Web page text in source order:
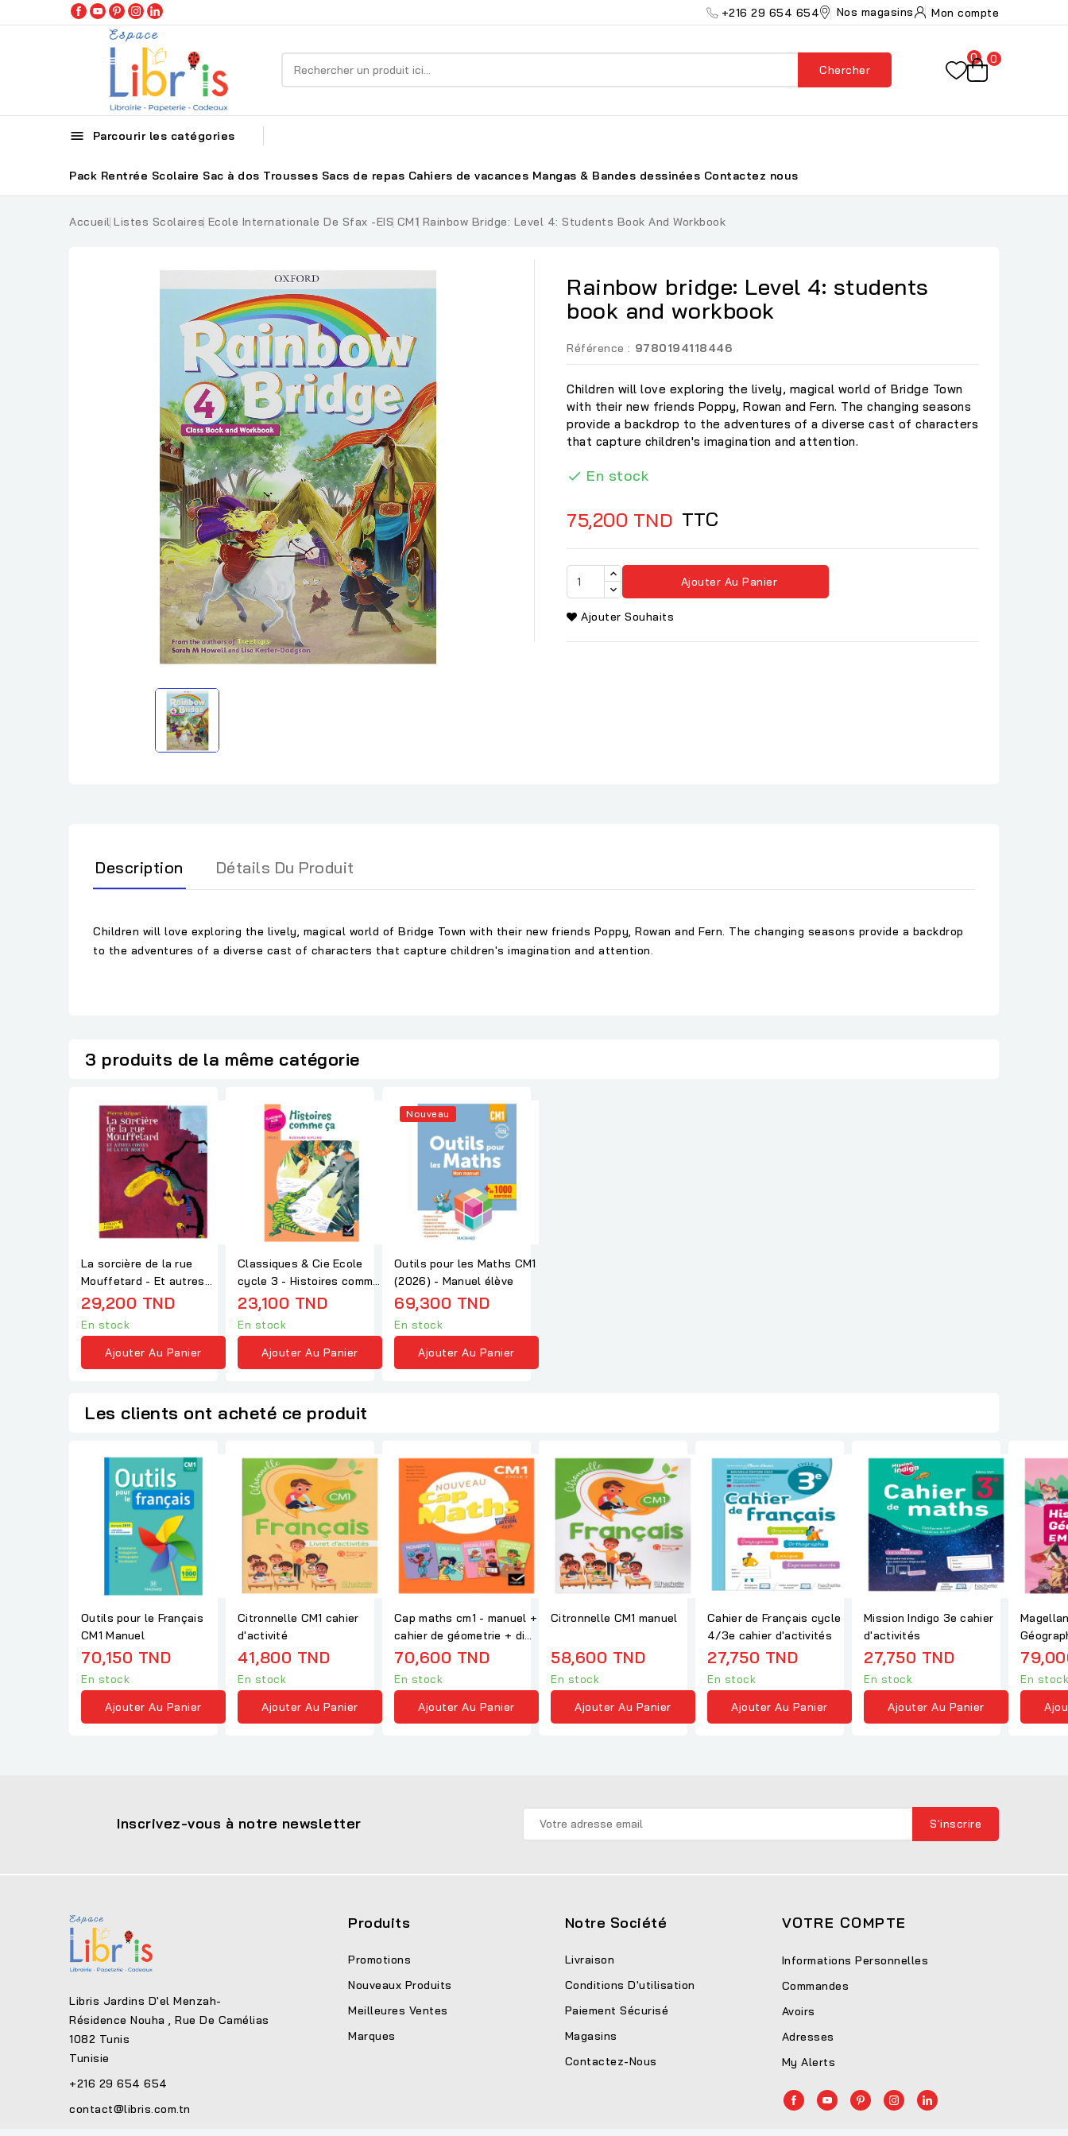
+216 29 654 654 Nos magasins Mon compte
Chercher
0 0
 Parcourir les catégories
Pack Rentrée Scolaire Sac à dos Trousses Sacs de repas Cahiers de vacances Mangas & Bandes dessinées Contactez nous
Accueil Listes Scolaires Ecole Internationale De Sfax -EIS CM1 Rainbow Bridge: Level 4: Students Book And Workbook
Rainbow bridge: Level 4: students
book and workbook
Référence : 9780194118446
Children will love exploring the lively, magical world of Bridge Town
with their new friends Poppy, Rowan and Fern. The changing seasons
provide a backdrop to the adventures of a diverse cast of characters
that capture children's imagination and attention.
 En stock
75,200 TND TTC
Ajouter Au Panier
Ajouter Souhaits
Description Détails Du Produit
Children will love exploring the lively, magical world of Bridge Town with their new friends Poppy, Rowan and Fern. The changing seasons provide a backdrop
to the adventures of a diverse cast of characters that capture children's imagination and attention.
3 produits de la même catégorie
La sorcière de la rue
Mouffetard - Et autres
contes de la rue...
29,200 TND
En stock
Ajouter Au Panier
Classiques & Cie Ecole
cycle 3 - Histoires comme
ça - R. Kipling
23,100 TND
En stock
Ajouter Au Panier
Nouveau
Outils pour les Maths CM1
(2026) - Manuel élève
69,300 TND
En stock
Ajouter Au Panier
Les clients ont acheté ce produit
Outils pour le Français
CM1 Manuel
70,150 TND
En stock
Ajouter Au Panier
Citronnelle CM1 cahier
d'activité
41,800 TND
En stock
Ajouter Au Panier
Cap maths cm1 - manuel +
cahier de géometrie + dico
maths
70,600 TND
En stock
Ajouter Au Panier
Citronnelle CM1 manuel
58,600 TND
En stock
Ajouter Au Panier
Cahier de Français cycle
4/3e cahier d'activités
27,750 TND
En stock
Ajouter Au Panier
Mission Indigo 3e cahier
d'activités
27,750 TND
En stock
Ajouter Au Panier
élève
En stock
Inscrivez-vous à notre newsletter
Libris Jardins D'el Menzah-
Résidence Nouha , Rue De Camélias
1082 Tunis
Tunisie
+216 29 654 654
contact@libris.com.tn
Produits
Promotions
Nouveaux Produits
Meilleures Ventes
Marques
Notre Société
Livraison
Conditions D'utilisation
Paiement Sécurisé
Magasins
Contactez-Nous
VOTRE COMPTE
Informations Personnelles
Commandes
Avoirs
Adresses
My Alerts